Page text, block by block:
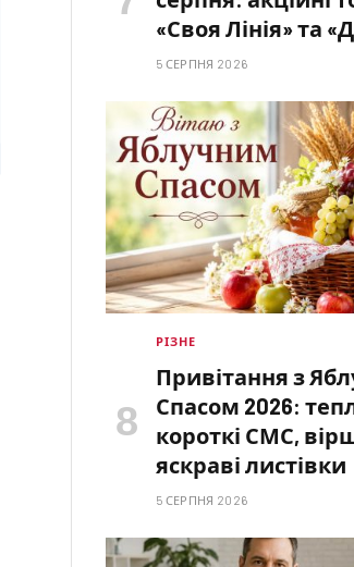
«Своя Лінія» та
5 СЕРПНЯ 2026
РІЗНЕ
Привітання з
Спасом 2026:
короткі СМС,
яскраві листівки
5 СЕРПНЯ 2026